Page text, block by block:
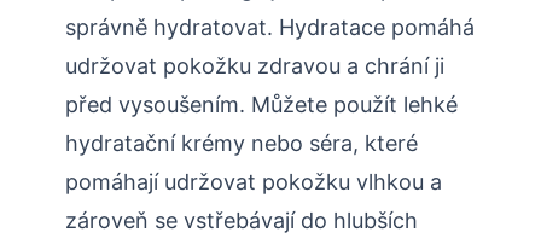
správně hydratovat. Hydratace pomáhá
udržovat pokožku zdravou a chrání ji
před vysoušením. Můžete použít lehké
hydratační krémy nebo séra, které
pomáhají udržovat pokožku vlhkou a
zároveň se vstřebávají do hlubších